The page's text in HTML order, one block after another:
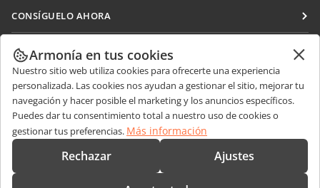
CONSÍGUELO AHORA
Docs
DocSpace
Workspace
Conectores
Aplicaciones de escritorio
Aplicaciones móviles
COLABORAR
Para colaboradores
Para traductores
Para influencers
Vacantes
RECIBIR NOTICIAS
Blog
OBTENER AYUDA
Foro
CONTÁCTENOS
Preguntas de ventas
sales@onlyoffice.com
Armonía en tus cookies
Nuestro sitio web utiliza cookies para ofrecerte una experiencia
personalizada. Las cookies nos ayudan a gestionar el sitio, mejorar tu
navegación y hacer posible el marketing y los anuncios específicos.
Puedes dar tu consentimiento total a nuestro uso de cookies o
gestionar tus preferencias. Más información
Rechazar Ajustes